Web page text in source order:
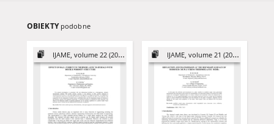
OBIEKTY podobne
IJAME, volume 22 (2017) IJAME, volume 21 (2016)